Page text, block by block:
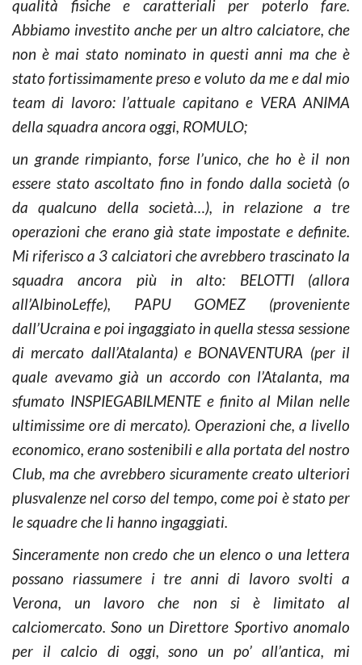
qualità fisiche e caratteriali per poterlo fare.
Abbiamo investito anche per un altro calciatore, che
non è mai stato nominato in questi anni ma che è
stato fortissimamente preso e voluto da me e dal mio
team di lavoro: l’attuale capitano e VERA ANIMA
della squadra ancora oggi, ROMULO;
un grande rimpianto, forse l’unico, che ho è il non
essere stato ascoltato fino in fondo dalla società (o
da qualcuno della società…), in relazione a tre
operazioni che erano già state impostate e definite.
Mi riferisco a 3 calciatori che avrebbero trascinato la
squadra ancora più in alto: BELOTTI (allora
all’AlbinoLeffe), PAPU GOMEZ (proveniente
dall’Ucraina e poi ingaggiato in quella stessa sessione
di mercato dall’Atalanta) e BONAVENTURA (per il
quale avevamo già un accordo con l’Atalanta, ma
sfumato INSPIEGABILMENTE e finito al Milan nelle
ultimissime ore di mercato). Operazioni che, a livello
economico, erano sostenibili e alla portata del nostro
Club, ma che avrebbero sicuramente creato ulteriori
plusvalenze nel corso del tempo, come poi è stato per
le squadre che li hanno ingaggiati.
Sinceramente non credo che un elenco o una lettera
possano riassumere i tre anni di lavoro svolti a
Verona, un lavoro che non si è limitato al
calciomercato. Sono un Direttore Sportivo anomalo
per il calcio di oggi, sono un po’ all’antica, mi